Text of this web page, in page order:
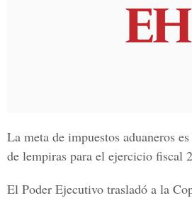
La meta de impuestos aduaneros
de lempiras para el ejercicio fiscal
El Poder Ejecutivo trasladó a la